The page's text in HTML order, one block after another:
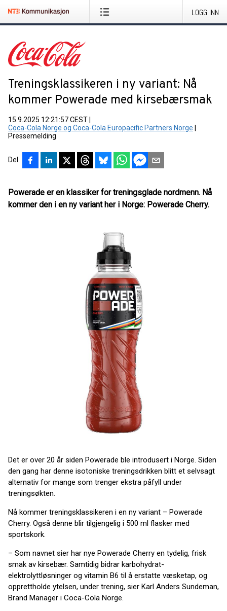
LOGG INN
Treningsklassikeren i ny variant: Nå
kommer Powerade med kirsebærsmak
15.9.2025 12:21:57 CEST
Coca-Cola Norge og Coca-Cola Europacific Partners Norge
Pressemelding
Del
Powerade er en klassiker for treningsglade nordmenn. Nå
kommer den i en ny variant her i Norge: Powerade Cherry.
Det er over 20 år siden Powerade ble introdusert i Norge. Siden
den gang har denne isotoniske treningsdrikken blitt et selvsagt
alternativ for mange som trenger ekstra påfyll under
treningsøkten.
Nå kommer treningsklassikeren i en ny variant – Powerade
Cherry. Også denne blir tilgjengelig i 500 ml flasker med
sportskork.
– Som navnet sier har nye Powerade Cherry en tydelig, frisk
smak av kirsebær. Samtidig bidrar karbohydrat-
elektrolyttløsninger og vitamin B6 til å erstatte væsketap, og
opprettholde ytelsen, under trening, sier Karl Anders Sundeman,
Brand Manager i Coca-Cola Norge.